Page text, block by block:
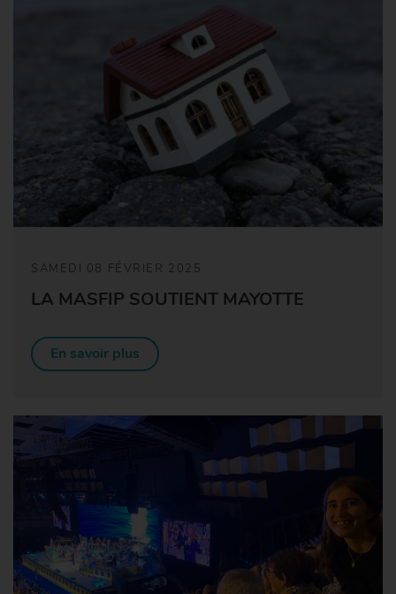
SAMEDI 08 FÉVRIER 2025
LA MASFIP SOUTIENT MAYOTTE
En savoir plus